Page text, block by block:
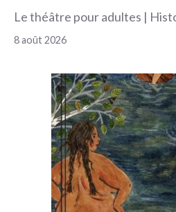
Le théâtre pour adultes |
8 août 2026